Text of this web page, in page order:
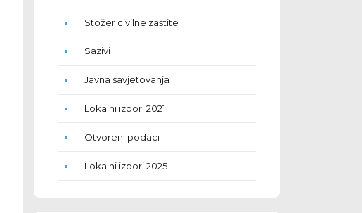
Stožer civilne zaštite
Sazivi
Javna savjetovanja
Lokalni izbori 2021
Otvoreni podaci
Lokalni izbori 2025